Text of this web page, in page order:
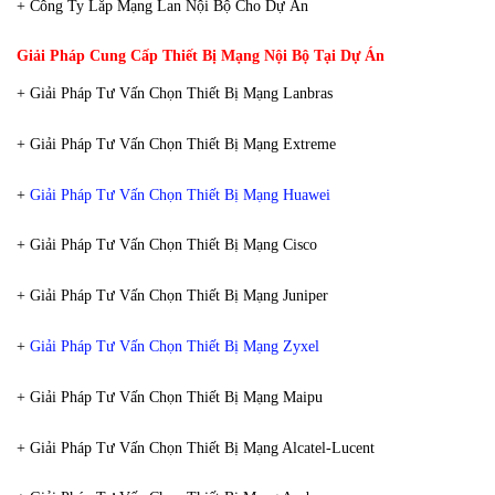
+ Công Ty Lắp Mạng Lan Nội Bộ Cho Dự Án
Giải Pháp Cung Cấp Thiết Bị Mạng Nội Bộ Tại Dự Án
+ Giải Pháp Tư Vấn Chọn Thiết Bị Mạng Lanbras
+ Giải Pháp Tư Vấn Chọn Thiết Bị Mạng Extreme
+ Giải Pháp Tư Vấn Chọn Thiết Bị Mạng Huawei
+ Giải Pháp Tư Vấn Chọn Thiết Bị Mạng Cisco
+ Giải Pháp Tư Vấn Chọn Thiết Bị Mạng Juniper
+ Giải Pháp Tư Vấn Chọn Thiết Bị Mạng Zyxel
+ Giải Pháp Tư Vấn Chọn Thiết Bị Mạng Maipu
+ Giải Pháp Tư Vấn Chọn Thiết Bị Mạng Alcatel-Lucent